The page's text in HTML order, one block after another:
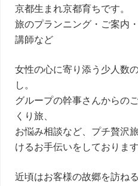
京都生まれ京都育ちです。
旅のプランニング・ご案内
講師など
女性の心に寄り添う少人数
し。
グループの幹事さんからの
くり旅、
お悩み相談など、プチ贅沢
けるお手伝いをしております
近頃はお客様の故郷を訪ね